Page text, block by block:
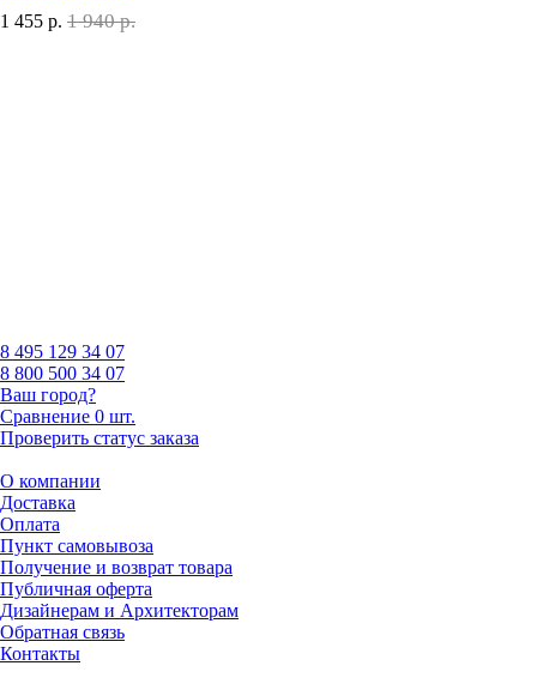
1 455 р. 1 940 р.
8 495 129 34 07
8 800 500 34 07
Ваш город?
Сравнение 0 шт.
Проверить статус заказа
О компании
Доставка
Оплата
Пункт самовывоза
Получение и возврат товара
Публичная оферта
Дизайнерам и Архитекторам
Обратная связь
Контакты